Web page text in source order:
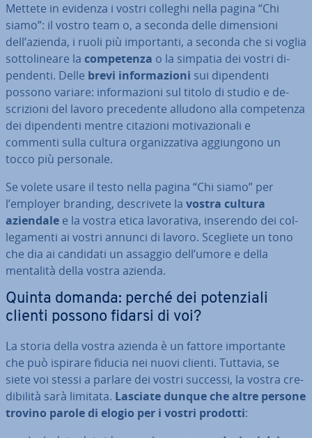
Mettete in evidenza i vostri colleghi nella pagina “Chi
siamo”: il vostro team o, a seconda delle di­men­sio­ni
dell’azienda, i ruoli più im­por­tan­ti, a seconda che si voglia
sot­to­li­nea­re la com­pe­ten­za o la simpatia dei vostri di­
pen­den­ti. Delle brevi in­for­ma­zio­ni sui di­pen­den­ti
possono variare: in­for­ma­zio­ni sul titolo di studio e de­
scri­zio­ni del lavoro pre­ce­den­te alludono alla com­pe­ten­za
dei di­pen­den­ti mentre citazioni mo­ti­va­zio­na­li e
commenti sulla cultura or­ga­niz­za­ti­va ag­giun­go­no un
tocco più personale.
Se volete usare il testo nella pagina “Chi siamo” per
l’employer branding, de­scri­ve­te la vostra cultura
aziendale e la vostra etica la­vo­ra­ti­va, inserendo dei col­
le­ga­men­ti ai vostri annunci di lavoro. Scegliete un tono
che dia ai candidati un assaggio dell’umore e della
mentalità della vostra azienda.
Quinta domanda: perché dei po­ten­zia­li
clienti possono fidarsi di voi?
La storia della vostra azienda è un fattore im­por­tan­te
che può ispirare fiducia nei nuovi clienti. Tuttavia, se
siete voi stessi a parlare dei vostri successi, la vostra cre­
di­bi­li­tà sarà limitata. Lasciate dunque che altre persone
trovino parole di elogio per i vostri prodotti: